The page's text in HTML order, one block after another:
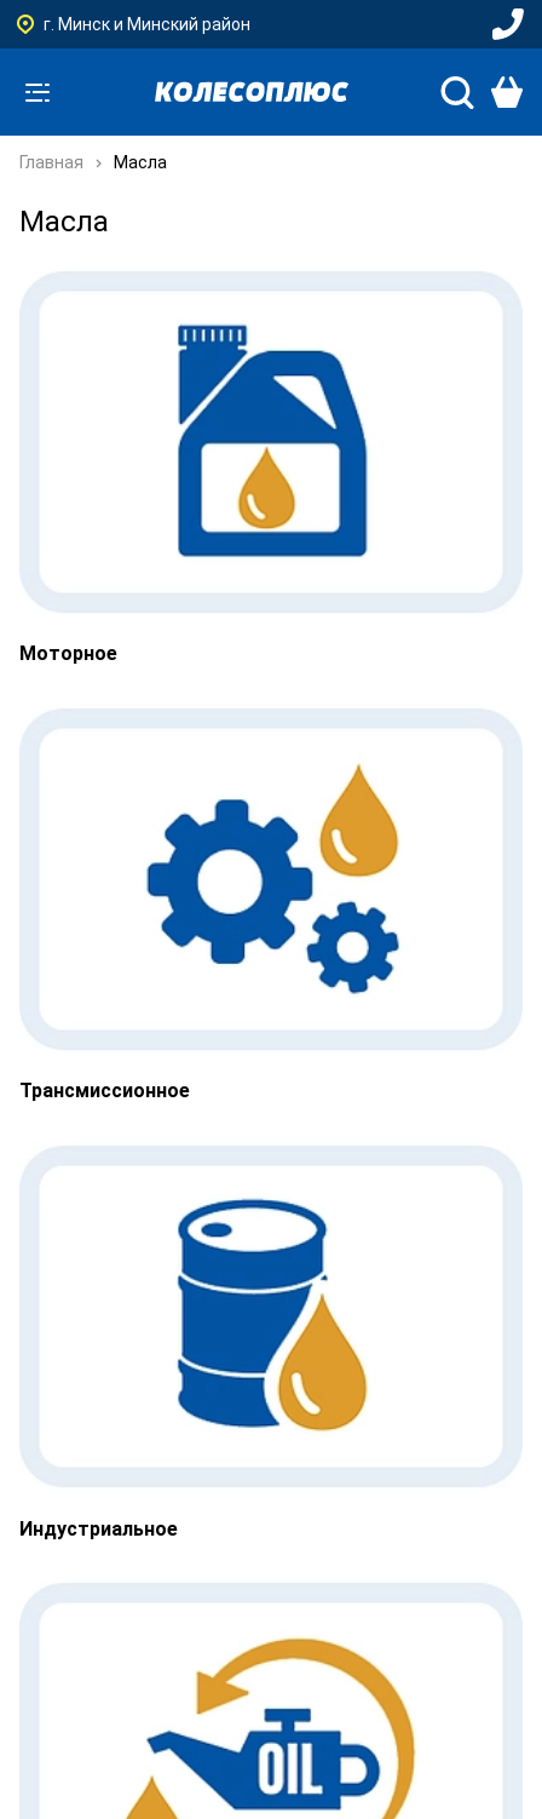
г. Минск и Минский район
Главная Масла
Масла
Моторное
Трансмиссионное
Индустриальное